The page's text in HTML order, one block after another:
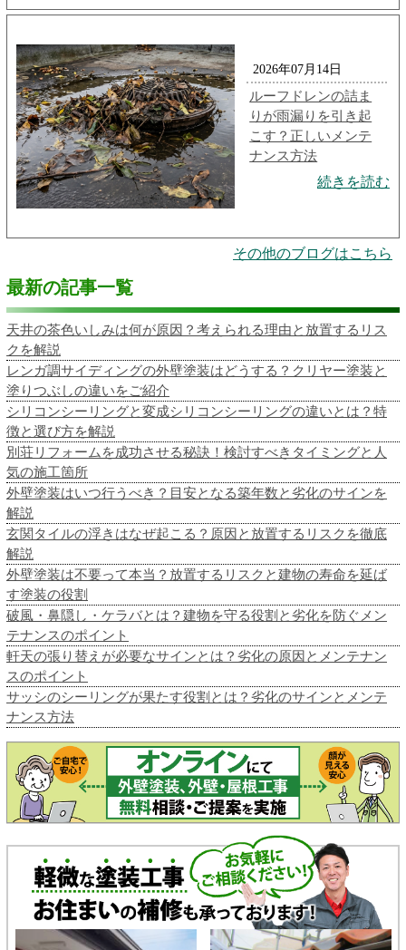
2026年07月14日
ルーフドレンの詰ま
りが雨漏りを引き起
こす？正しいメンテ
ナンス方法
続きを読む
その他のブログはこちら
最新の記事一覧
天井の茶色いしみは何が原因？考えられる理由と放置するリス
クを解説
レンガ調サイディングの外壁塗装はどうする？クリヤー塗装と
塗りつぶしの違いをご紹介
シリコンシーリングと変成シリコンシーリングの違いとは？特
徴と選び方を解説
別荘リフォームを成功させる秘訣！検討すべきタイミングと人
気の施工箇所
外壁塗装はいつ行うべき？目安となる築年数と劣化のサインを
解説
玄関タイルの浮きはなぜ起こる？原因と放置するリスクを徹底
解説
外壁塗装は不要って本当？放置するリスクと建物の寿命を延ば
す塗装の役割
破風・鼻隠し・ケラバとは？建物を守る役割と劣化を防ぐメン
テナンスのポイント
軒天の張り替えが必要なサインとは？劣化の原因とメンテナン
スのポイント
サッシのシーリングが果たす役割とは？劣化のサインとメンテ
ナンス方法